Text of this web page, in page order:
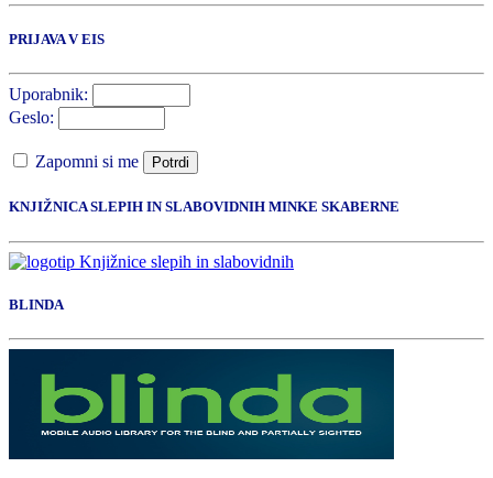
PRIJAVA V EIS
Uporabnik:
Geslo:
Zapomni si me Potrdi
KNJIŽNICA SLEPIH IN SLABOVIDNIH MINKE SKABERNE
BLINDA